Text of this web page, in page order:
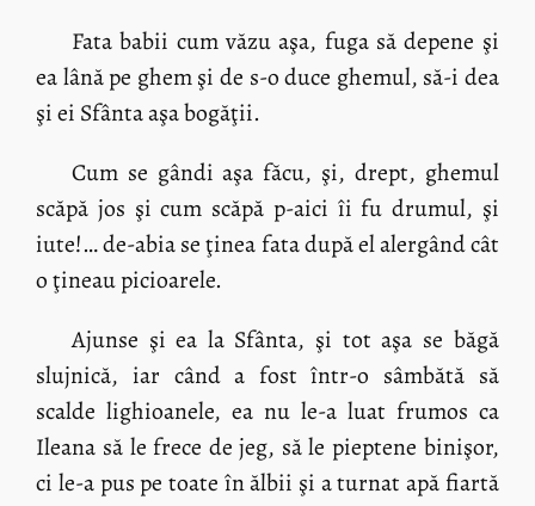
Fata babii cum văzu aşa, fuga să depene şi
ea lână pe ghem şi de s-o duce ghemul, să-i dea
şi ei Sfânta aşa bogăţii.
Cum se gândi aşa făcu, şi, drept, ghemul
scăpă jos şi cum scăpă p-aici îi fu drumul, şi
iute!… de-abia se ţinea fata după el alergând cât
o ţineau picioarele.
Ajunse şi ea la Sfânta, şi tot aşa se băgă
slujnică, iar când a fost într-o sâmbătă să
scalde lighioanele, ea nu le-a luat frumos ca
Ileana să le frece de jeg, să le pieptene binişor,
ci le-a pus pe toate în ălbii şi a turnat apă fiartă